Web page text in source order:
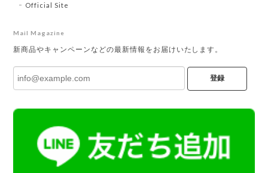
Official Site
Mail Magazine
新商品やキャンペーンなどの最新情報をお届けいたします。
登録